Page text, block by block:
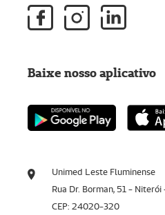
Unimed Leste Fluminense
Rua Dr. Borman, 51 - Niterói
CEP: 24020-320
Baixe nosso aplicativo